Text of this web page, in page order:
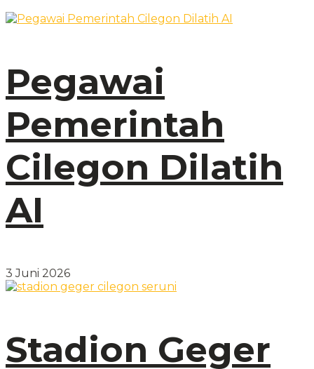
Pegawai
Pemerintah
Cilegon Dilatih
AI
3 Juni 2026
Stadion Geger